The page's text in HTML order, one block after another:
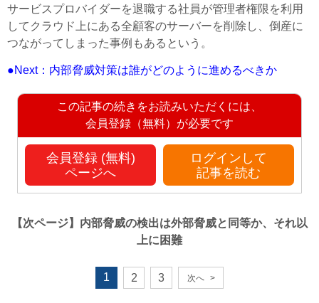
サービスプロバイダーを退職する社員が管理者権限を利用
してクラウド上にある全顧客のサーバーを削除し、倒産に
つながってしまった事例もあるという。
●Next：内部脅威対策は誰がどのように進めるべきか
この記事の続きをお読みいただくには、
会員登録（無料）が必要です
会員登録 (無料)
ページへ
ログインして
記事を読む
【次ページ】 内部脅威の検出は外部脅威と同等か、それ以
上に困難
1 2 3 次へ >